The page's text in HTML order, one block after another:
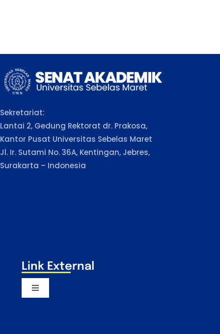
Sekretariat:
Lantai 2, Gedung Rektorat dr. Prakosa,
Kantor Pusat Universitas Sebelas Maret
Jl. Ir. Sutami No. 36A, Kentingan, Jebres,
Surakarta – Indonesia
Link External
Toggle